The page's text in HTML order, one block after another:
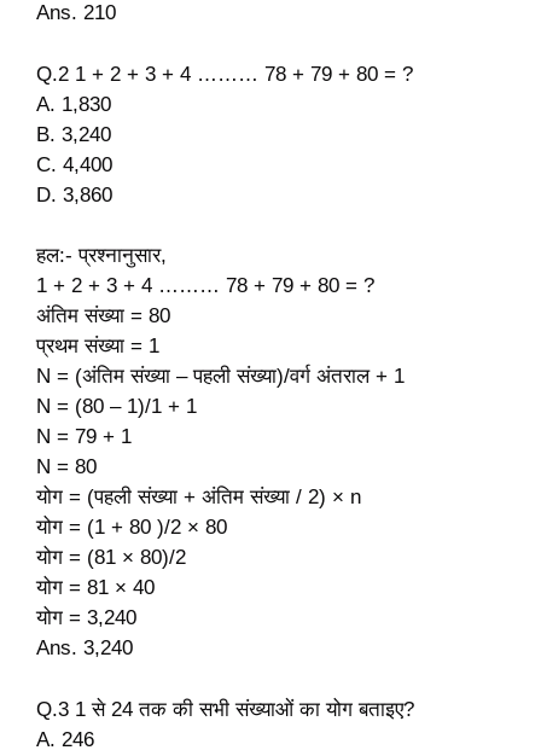
Ans. 210
Q.2 1 + 2 + 3 + 4 ……… 78 + 79 + 80 = ?
A. 1,830
B. 3,240
C. 4,400
D. 3,860
हल:- प्रश्नानुसार,
1 + 2 + 3 + 4 ……… 78 + 79 + 80 = ?
अंतिम संख्या = 80
प्रथम संख्या = 1
N = (अंतिम संख्या – पहली संख्या)/वर्ग अंतराल + 1
N = (80 – 1)/1 + 1
N = 79 + 1
N = 80
योग = (पहली संख्या + अंतिम संख्या / 2) × n
योग = (1 + 80 )/2 × 80
योग = (81 × 80)/2
योग = 81 × 40
योग = 3,240
Ans. 3,240
Q.3 1 से 24 तक की सभी संख्याओं का योग बताइए?
A. 246